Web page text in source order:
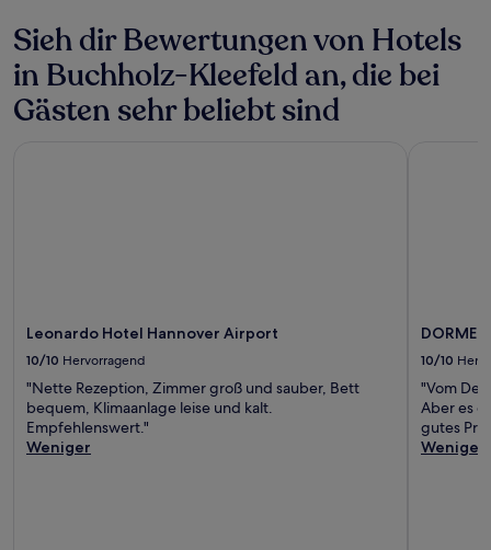
Sieh dir Bewertungen von Hotels
in Buchholz-Kleefeld an, die bei
Gästen sehr beliebt sind
Leonardo Hotel Hannover Airport
10/10 Hervorragend
"Nette Rezeption, Zimmer groß und sauber, Bett
bequem, Klimaanlage leise und kalt.
Empfehlenswert."
Weniger
10/10
"Vom
Aber es
gutes
Weniger